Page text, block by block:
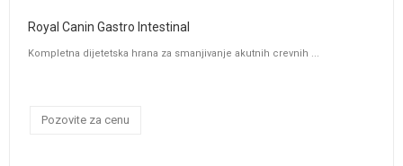
Royal Canin Gastro Intestinal
Kompletna dijetetska hrana za smanjivanje akutnih crevnih ...
Pozovite za cenu